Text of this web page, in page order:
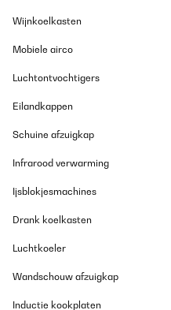
Wijnkoelkasten
Mobiele airco
Luchtontvochtigers
Eilandkappen
Schuine afzuigkap
Infrarood verwarming
Ijsblokjesmachines
Drank koelkasten
Luchtkoeler
Wandschouw afzuigkap
Inductie kookplaten